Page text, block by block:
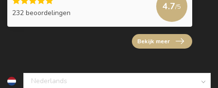
232 beoordelingen
4.7/5
Bekijk meer